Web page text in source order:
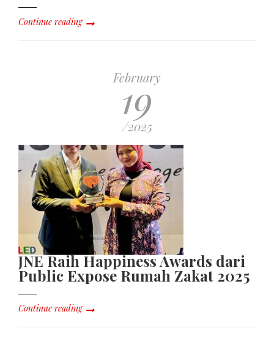
Continue reading
February
19
/2025
JNE Raih Happiness Awards dari
Public Expose Rumah Zakat 2025
Continue reading